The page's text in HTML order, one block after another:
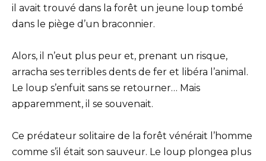
il avait trouvé dans la forêt un jeune loup tombé
dans le piège d’un braconnier.
Alors, il n’eut plus peur et, prenant un risque,
arracha ses terribles dents de fer et libéra l’animal.
Le loup s’enfuit sans se retourner… Mais
apparemment, il se souvenait.
Ce prédateur solitaire de la forêt vénérait l’homme
comme s’il était son sauveur. Le loup plongea plus